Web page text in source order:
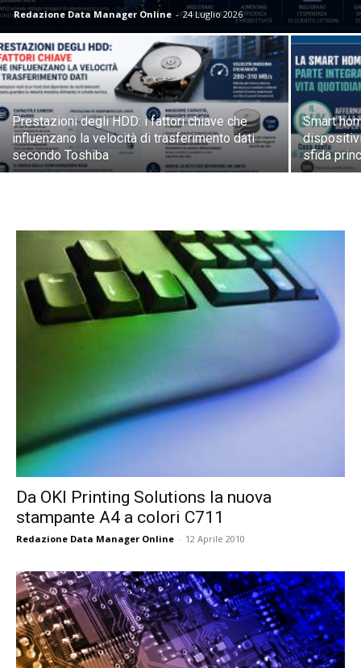
Redazione Data Manager Online - 24 Luglio 2026
Prestazioni degli HDD: i fattori chiave che
influenzano la velocità di trasferimento dati
secondo Toshiba
Smart
sfida
Da OKI Printing Solutions la nuova
stampante A4 a colori C711
Redazione Data Manager Online - 12 Aprile 2010